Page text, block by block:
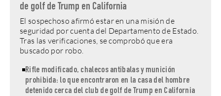
de golf de Trump en California
El sospechoso afirmó estar en una misión de
seguridad por cuenta del Departamento de Estado.
Tras las verificaciones, se comprobó que era
buscado por robo.
Rifle modificado, chalecos antibalas y munición
prohibida: lo que encontraron en la casa del hombre
detenido cerca del club de golf de Trump en California